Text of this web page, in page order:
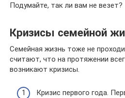
Подумайте, так ли вам не везет?
Кризисы семейной
Семейная жизнь тоже не
считают, что на протяжении
возникают кризисы.
Кризис первого года.